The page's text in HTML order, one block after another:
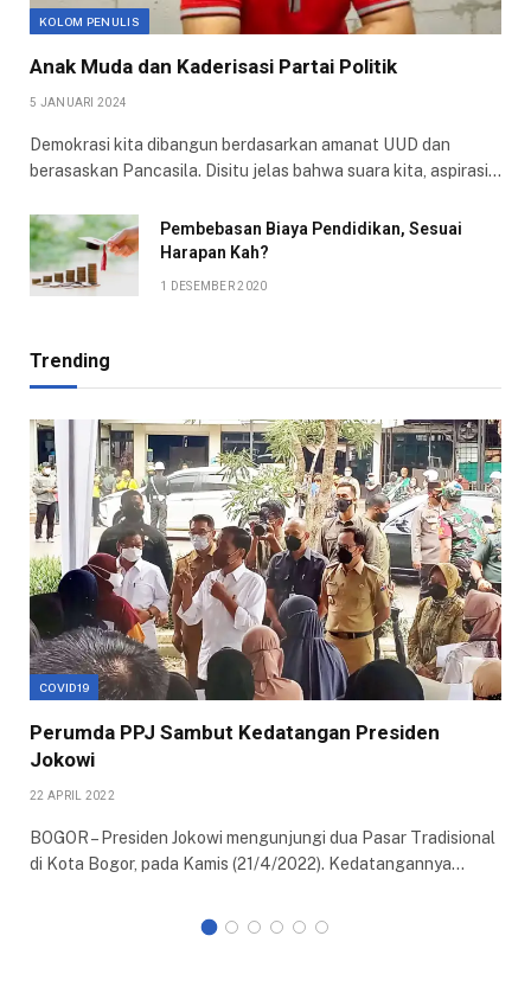
KOLOM PENULIS
Anak Muda dan Kaderisasi Partai Politik
5 JANUARI 2024
Demokrasi kita dibangun berdasarkan amanat UUD dan
berasaskan Pancasila. Disitu jelas bahwa suara kita, aspirasi…
Pembebasan Biaya Pendidikan, Sesuai
Harapan Kah?
1 DESEMBER 2020
Trending
COVID19
Perumda PPJ Sambut Kedatangan Presiden
Jokowi
22 APRIL 2022
BOGOR – Presiden Jokowi mengunjungi dua Pasar Tradisional
di Kota Bogor, pada Kamis (21/4/2022). Kedatangannya…